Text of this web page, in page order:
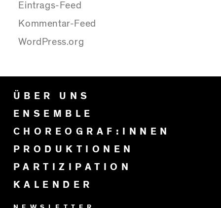
Eintrags-Feed
Kommentar-Feed
WordPress.org
ÜBER UNS
ENSEMBLE
CHOREOGRAF:INNEN
PRODUKTIONEN
PARTIZIPATION
KALENDER